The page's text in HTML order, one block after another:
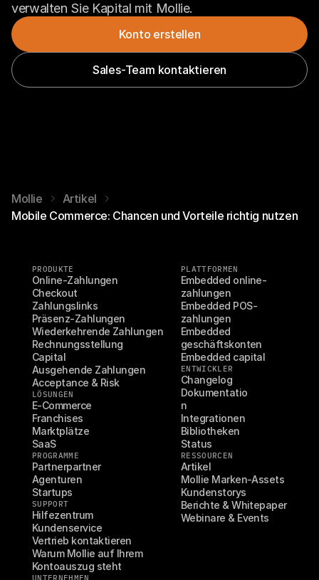
verwalten Sie Kapital mit Mollie.
Konto erstellen
Sales-Team kontaktieren
Mollie
Artikel
Mobile Commerce: Chancen und Vorteile richtig nutzen
PRODUKTE
Online-Zahlungen
Checkout
Zahlungslinks
Präsenz-Zahlungen
Wiederkehrende Zahlungen
Rechnungsstellung
Capital
Ausgehende Zahlungen
Acceptance & Risk
LÖSUNGEN
E-Commerce
Franchises
Marktplätze
SaaS
PROGRAMME
Partnerpartner
Agenturen
Startups
SUPPORT
Hilfezentrum
Kundenservice
Vertrieb kontaktieren
Warum Mollie auf Ihrem
Kontoauszug steht
UNTERNEHMEN
PLATTFORMEN
Embedded online-
zahlungen
Embedded POS-
zahlungen
Embedded
geschäftskonten
Embedded capital
ENTWICKLER
Changelog
Dokumentatio
n
Integrationen
Bibliotheken
Status
RESSOURCEN
Artikel
Mollie Marken-Assets
Kundenstorys
Berichte & Whitepaper
Webinare & Events